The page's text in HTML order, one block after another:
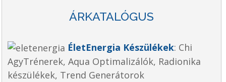
ÁRKATALÓGUS
ÉletEnergia Készülékek: Chi
AgyTrénerek, Aqua Optimalizálók, Radionika
készülékek, Trend Generátorok